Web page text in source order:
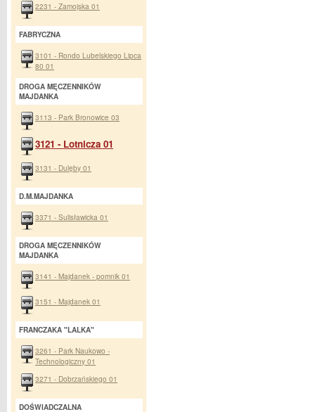
2231 - Zamojska 01
FABRYCZNA
3101 - Rondo Lubelskiego Lipca
80 01
DROGA MĘCZENNIKÓW
MAJDANKA
3113 - Park Bronowice 03
3121 - Lotnicza 01
3131 - Dulęby 01
D.M.MAJDANKA
3371 - Sulisławicka 01
DROGA MĘCZENNIKÓW
MAJDANKA
3141 - Majdanek - pomnik 01
3151 - Majdanek 01
FRANCZAKA "LALKA"
3261 - Park Naukowo -
Technologiczny 01
3271 - Dobrzańskiego 01
DOŚWIADCZALNA